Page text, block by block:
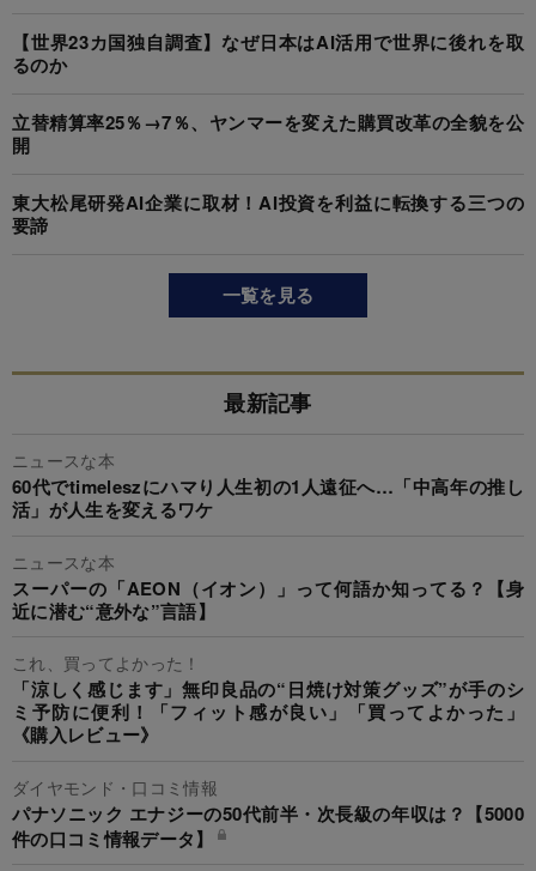
【世界23カ国独自調査】なぜ日本はAI活用で世界に後れを取
るのか
立替精算率25％→7％、ヤンマーを変えた購買改革の全貌を公
開
東大松尾研発AI企業に取材！AI投資を利益に転換する三つの
要諦
一覧を見る
最新記事
ニュースな本
60代でtimeleszにハマり人生初の1人遠征へ…「中高年の推し
活」が人生を変えるワケ
ニュースな本
スーパーの「AEON（イオン）」って何語か知ってる？【身
近に潜む“意外な”言語】
これ、買ってよかった！
「涼しく感じます」無印良品の“日焼け対策グッズ”が手のシ
ミ予防に便利！「フィット感が良い」「買ってよかった」
《購入レビュー》
ダイヤモンド・口コミ情報
パナソニック エナジーの50代前半・次長級の年収は？【5000
件の口コミ情報データ】